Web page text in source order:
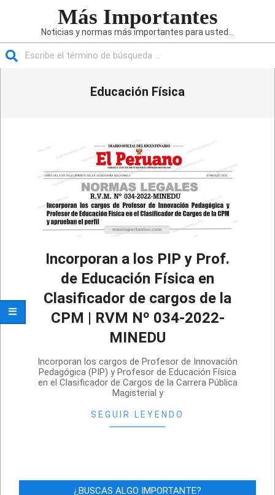
Más Importantes
Noticias y normas más importantes para usted...
Educación Física
Incorporan a los PIP y Prof.
de Educación Física en
Clasificador de cargos de la
CPM | RVM Nº 034-2022-
MINEDU
03-
31
Incorporan los cargos de Profesor de Innovación
Pedagógica (PIP) y Profesor de Educación Física
en el Clasificador de Cargos de la Carrera Pública
Magisterial y
SEGUIR LEYENDO
¿BUSCAS ALGO IMPORTANTE?